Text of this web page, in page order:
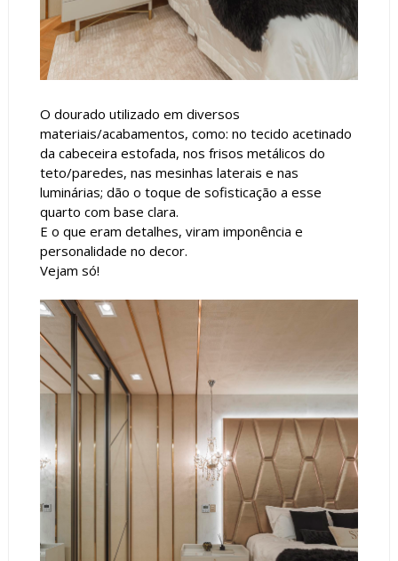
O dourado utilizado em diversos
materiais/acabamentos, como: no tecido acetinado
da cabeceira estofada, nos frisos metálicos do
teto/paredes, nas mesinhas laterais e nas
luminárias; dão o toque de sofisticação a esse
quarto com base clara.
E o que eram detalhes, viram imponência e
personalidade no decor.
Vejam só!